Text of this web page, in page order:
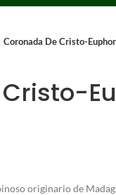
Coronada De Cristo-
originario de